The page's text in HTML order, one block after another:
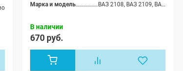
Марка и модель
ВАЗ 2108, ВАЗ 2109, ВАЗ 21099
В наличии
670 руб.